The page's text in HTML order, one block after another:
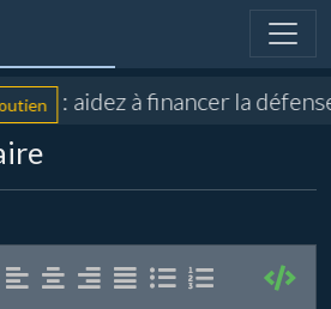
: aidez à financer la